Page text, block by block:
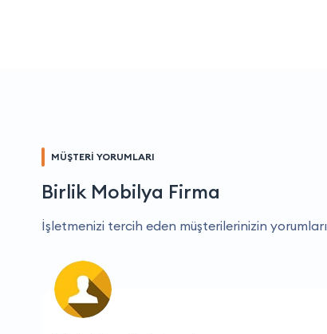
MÜŞTERİ YORUMLARI
Birlik Mobilya Firma
İşletmenizi tercih eden müşterilerinizin yorumları